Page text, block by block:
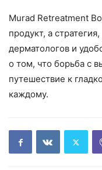
Murad Retreatment
продукт, а
дерматологов и
о том, что борьба с
путешествие к
каждому.